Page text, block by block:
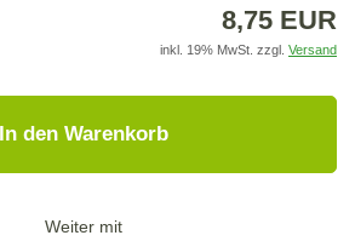
8,75 EUR
inkl. 19% MwSt. zzgl. Versand
In den Warenkorb
Weiter mit